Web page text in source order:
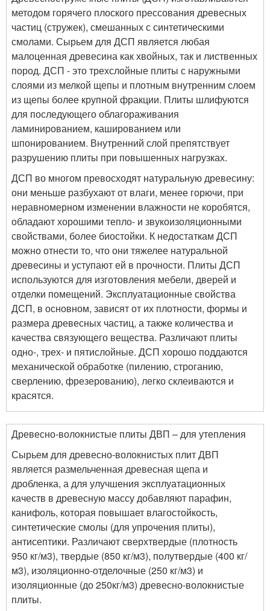
методом горячего плоского прессования древесных
частиц (стружек), смешанных с синтетическими
смолами. Сырьем для ДСП является любая
малоценная древесина как хвойных, так и лиственных
пород. ДСП - это трехслойные плиты с наружными
слоями из мелкой щепы и плотным внутренним слоем
из щепы более крупной фракции. Плиты шлифуются
для последующего облагораживания
ламинированием, кашированием или
шпонированием. Внутренний слой препятствует
разрушению плиты при повышенных нагрузках.
ДСП во многом превосходят натуральную древесину:
они меньше разбухают от влаги, менее горючи, при
неравномерном изменении влажности не коробятся,
обладают хорошими тепло- и звукоизоляционными
свойствами, более биостойки. К недостаткам ДСП
можно отнести то, что они тяжелее натуральной
древесины и уступают ей в прочности. Плиты ДСП
используются для изготовления мебели, дверей и
отделки помещений. Эксплуатационные свойства
ДСП, в основном, зависят от их плотности, формы и
размера древесных частиц, а также количества и
качества связующего вещества. Различают плиты
одно-, трех- и пятислойные. ДСП хорошо поддаются
механической обработке (пилению, строганию,
сверлению, фрезерованию), легко склеиваются и
красятся.
Древесно-волокнистые плиты ДВП – для утепления
Сырьем для древесно-волокнистых плит ДВП
является размельченная древесная щепа и
дробленка, а для улучшения эксплуатационных
качеств в древесную массу добавляют парафин,
канифоль, которая повышает влагостойкость,
синтетические смолы (для упрочения плиты),
антисептики. Различают сверхтвердые (плотность
950 кг/м3), твердые (850 кг/м3), полутвердые (400 кг/
м3), изоляционно-отделочные (250 кг/м3) и
изоляционные (до 250кг/м3) древесно-волокнистые
плиты.